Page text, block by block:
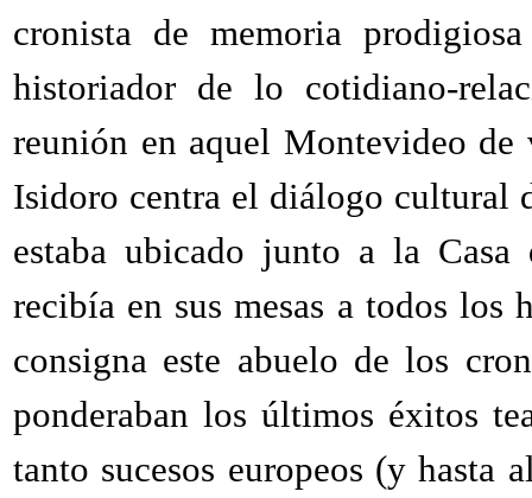
cronista de memoria
historiador de lo cotidiano-
reunión en aquel Montevideo de
Isidoro centra el diálogo cultural
estaba ubicado junto a la
recibía en sus mesas a todos los
consigna este abuelo de los
ponderaban los últimos éxitos
tanto sucesos europeos (y hasta